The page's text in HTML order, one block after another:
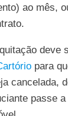
ao mês,
deve
para
cancelada,
passe